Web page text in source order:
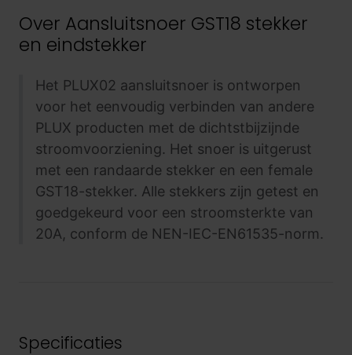
Over Aansluitsnoer GST18 stekker
en eindstekker
Het PLUX02 aansluitsnoer is ontworpen
voor het eenvoudig verbinden van andere
PLUX producten met de dichtstbijzijnde
stroomvoorziening. Het snoer is uitgerust
met een randaarde stekker en een female
GST18-stekker. Alle stekkers zijn getest en
goedgekeurd voor een stroomsterkte van
20A, conform de NEN-IEC-EN61535-norm.
Specificaties